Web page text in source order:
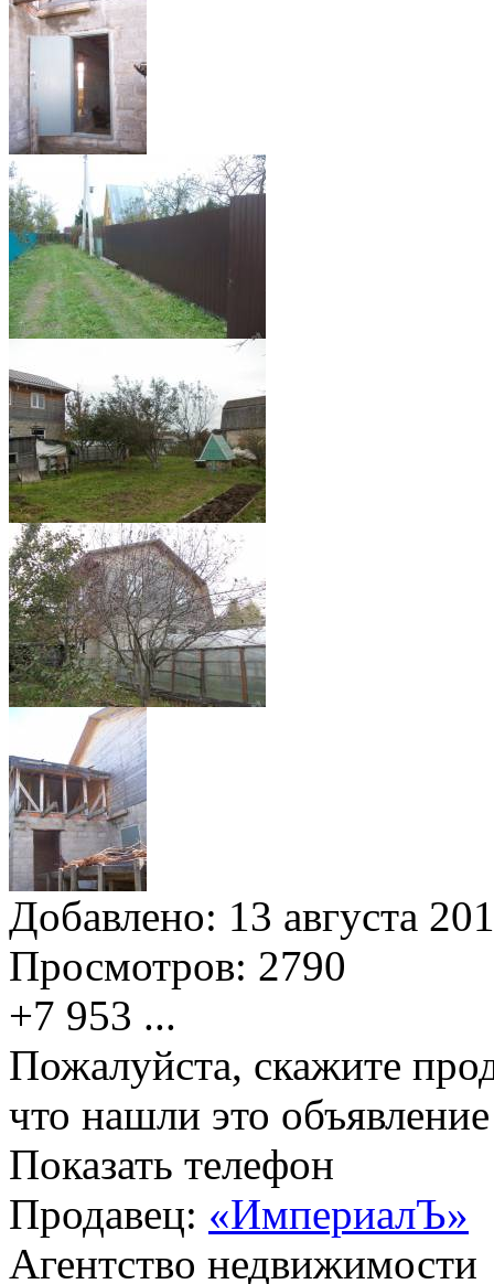
Добавлено: 13 августа
Просмотров: 2790
+7 953 ...
Пожалуйста, скажите
что нашли это
Показать телефон
Продавец: «ИмпериалЪ»
Агентство недвижимости